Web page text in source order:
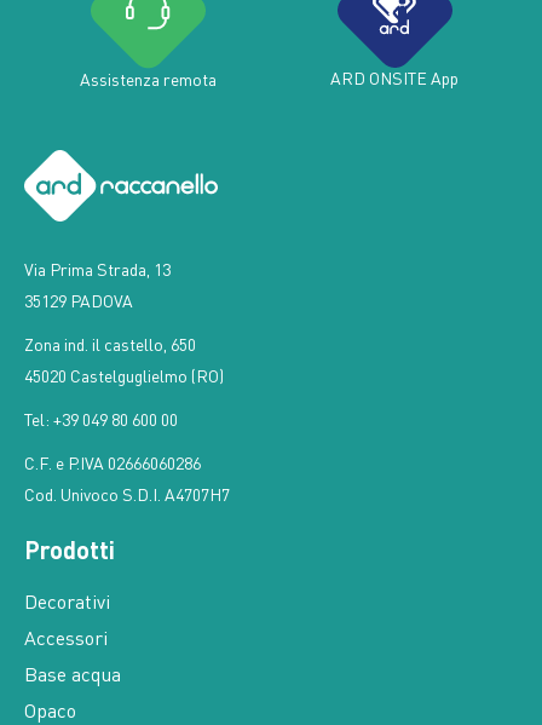
Assistenza remota ARD ONSITE App
Via Prima Strada, 13
35129 PADOVA
Zona ind. il castello, 650
45020 Castelguglielmo (RO)
Tel: +39 049 80 600 00
C.F. e P.IVA 02666060286
Cod. Univoco S.D.I. A4707H7
Prodotti
Decorativi
Accessori
Base acqua
Opaco